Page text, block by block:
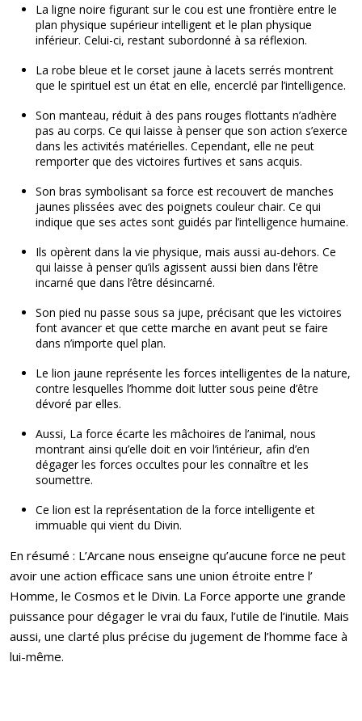
La ligne noire figurant sur le cou est une frontière entre le
plan physique supérieur intelligent et le plan physique
inférieur. Celui-ci, restant subordonné à sa réflexion.
La robe bleue et le corset jaune à lacets serrés montrent
que le spirituel est un état en elle, encerclé par l’intelligence.
Son manteau, réduit à des pans rouges flottants n’adhère
pas au corps. Ce qui laisse à penser que son action s’exerce
dans les activités matérielles. Cependant, elle ne peut
remporter que des victoires furtives et sans acquis.
Son bras symbolisant sa force est recouvert de manches
jaunes plissées avec des poignets couleur chair. Ce qui
indique que ses actes sont guidés par l’intelligence humaine.
Ils opèrent dans la vie physique, mais aussi au-dehors. Ce
qui laisse à penser qu’ils agissent aussi bien dans l’être
incarné que dans l’être désincarné.
Son pied nu passe sous sa jupe, précisant que les victoires
font avancer et que cette marche en avant peut se faire
dans n’importe quel plan.
Le lion jaune représente les forces intelligentes de la nature,
contre lesquelles l’homme doit lutter sous peine d’être
dévoré par elles.
Aussi, La force écarte les mâchoires de l’animal, nous
montrant ainsi qu’elle doit en voir l’intérieur, afin d’en
dégager les forces occultes pour les connaître et les
soumettre.
Ce lion est la représentation de la force intelligente et
immuable qui vient du Divin.
En résumé : L’Arcane nous enseigne qu’aucune force ne peut
avoir une action efficace sans une union étroite entre l’
Homme, le Cosmos et le Divin. La Force apporte une grande
puissance pour dégager le vrai du faux, l’utile de l’inutile. Mais
aussi, une clarté plus précise du jugement de l’homme face à
lui-même.